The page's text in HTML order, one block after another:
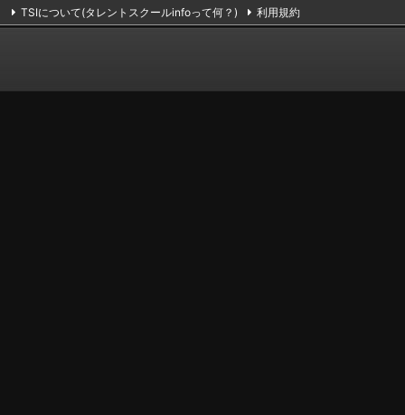
TSIについて(タレントスクールinfoって何？)
利用規約